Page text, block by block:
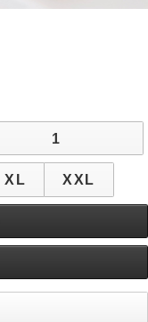
1
XL XXL